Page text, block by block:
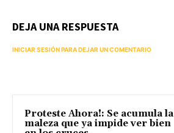
DEJA UNA RESPUESTA
INICIAR SESIÓN PARA DEJAR UN COMENTARIO
Proteste Ahora!: Se acumula la
maleza que ya impide ver bien